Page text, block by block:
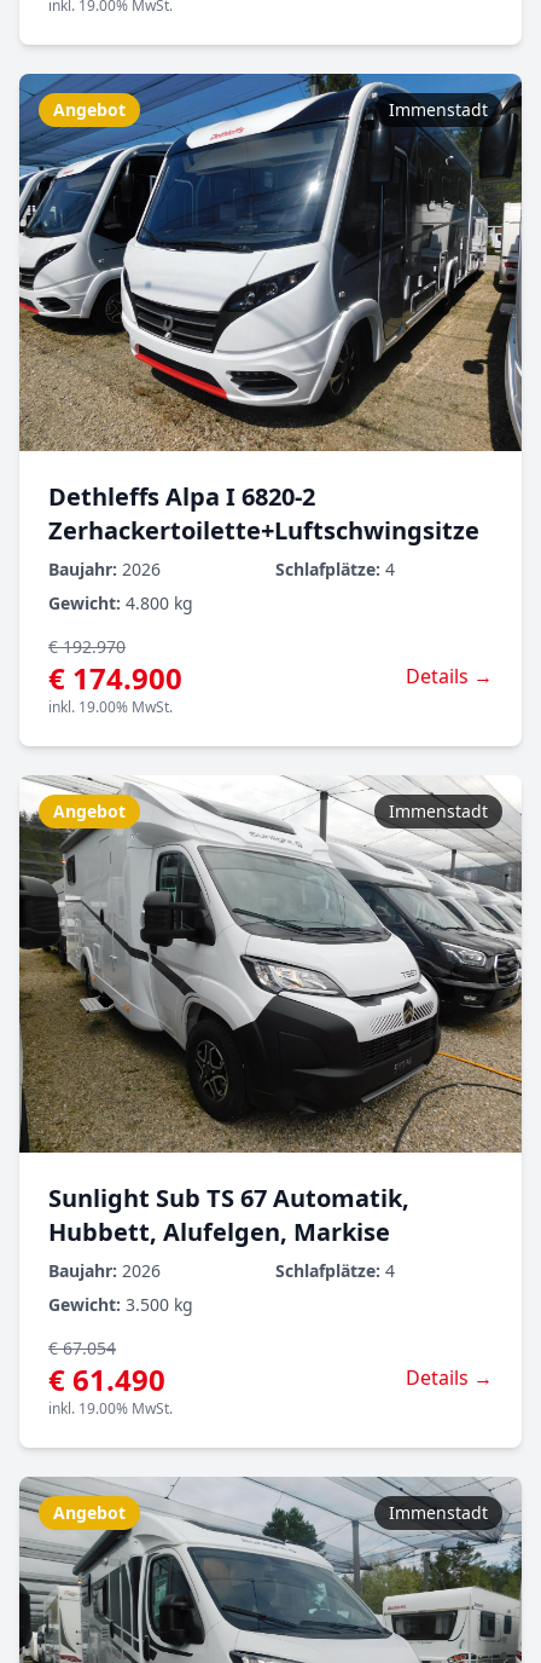
inkl. 19.00% MwSt.
Angebot Immenstadt
Dethleffs Alpa I 6820-2
Zerhackertoilette+Luftschwingsitze
Baujahr: 2026 Schlafplätze: 4
Gewicht: 4.800 kg
€ 192.970
€ 174.900
inkl. 19.00% MwSt.
Details →
Angebot Immenstadt
Sunlight Sub TS 67 Automatik,
Hubbett, Alufelgen, Markise
Baujahr: 2026 Schlafplätze: 4
Gewicht: 3.500 kg
€ 67.054
€ 61.490
inkl. 19.00% MwSt.
Details →
Angebot Immenstadt